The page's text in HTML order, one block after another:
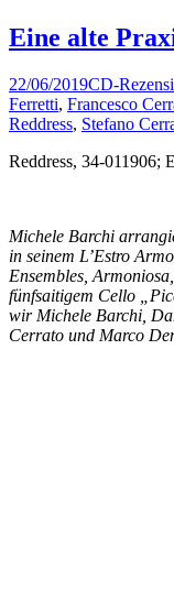
Eine alte
22/06/2019CD-
Ferretti, Francesco
Reddress, Stefano
Reddress, 34-011906;
Michele Barchi
in seinem L’Estro
Ensembles,
fünfsaitigem Cello
wir Michele Barchi,
Cerrato und Marco